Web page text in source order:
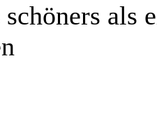
als